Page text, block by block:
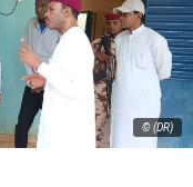
© (DR)